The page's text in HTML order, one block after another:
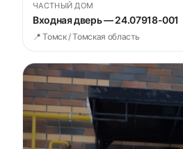
ЧАСТНЫЙ ДОМ
Входная дверь — 24.07918-001
📍 Томск / Томская область